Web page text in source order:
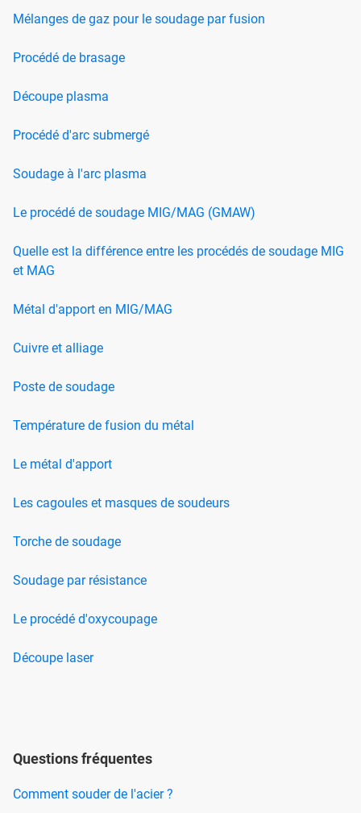
Mélanges de gaz pour le soudage par fusion
Procédé de brasage
Découpe plasma
Procédé d'arc submergé
Soudage à l'arc plasma
Le procédé de soudage MIG/MAG (GMAW)
Quelle est la différence entre les procédés de soudage MIG
et MAG
Métal d'apport en MIG/MAG
Cuivre et alliage
Poste de soudage
Température de fusion du métal
Le métal d'apport
Les cagoules et masques de soudeurs
Torche de soudage
Soudage par résistance
Le procédé d'oxycoupage
Découpe laser
Questions fréquentes
Comment souder de l'acier ?